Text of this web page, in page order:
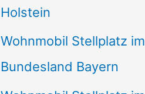
Holstein
Wohnmobil Stellplatz im
Bundesland Bayern